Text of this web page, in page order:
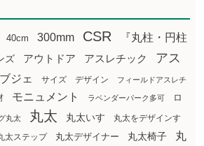
40cm 300mm CSR
『丸柱・円柱
ズ アウトドア アスレチック
アス
ジェ サイズ デザイン フィールドアスレチ
モニュメント ラベンダーパーク多可
ロ
丸太 丸太 丸太いす
丸太をデザインす
太ステップ 丸太デザイナー 丸太椅子 丸